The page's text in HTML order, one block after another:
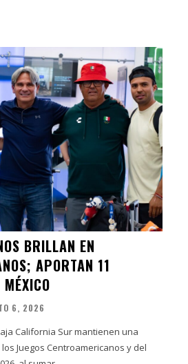
BRILLAN EN
APORTAN 11
6, 2026
California Sur mantienen una
Juegos Centroamericanos y del